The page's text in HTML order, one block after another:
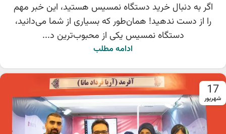
اگر به دنبال خرید دستگاه نمسیس هستید، این خبر مهم
را از دست ندهید! همان‌طور که بسیاری از شما می‌دانید،
دستگاه نمسیس یکی از محبوب‌ترین د...
ادامه مطلب
17
شهریور